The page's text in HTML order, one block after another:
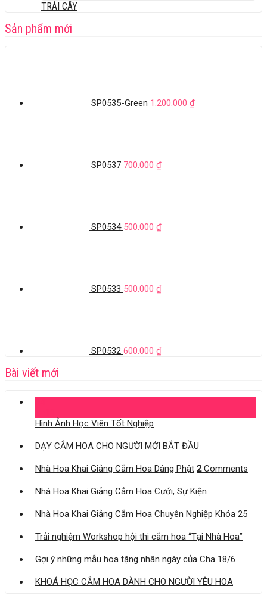
TRÁI CÂY
Sản phẩm mới
SP0535-Green 1.200.000 ₫
SP0537 700.000 ₫
SP0534 500.000 ₫
SP0533 500.000 ₫
SP0532 600.000 ₫
Bài viết mới
Hình Ảnh Học Viên Tốt Nghiệp
DẠY CẮM HOA CHO NGƯỜI MỚI BẮT ĐẦU
Nhà Hoa Khai Giảng Cắm Hoa Dâng Phật 2Comments
Nhà Hoa Khai Giảng Cắm Hoa Cưới, Sự Kiện
Nhà Hoa Khai Giảng Cắm Hoa Chuyên Nghiệp Khóa 25
Trải nghiệm Workshop hội thi cắm hoa “Tại Nhà Hoa”
Gợi ý những mẫu hoa tặng nhân ngày của Cha 18/6
KHOÁ HỌC CẮM HOA DÀNH CHO NGƯỜI YÊU HOA